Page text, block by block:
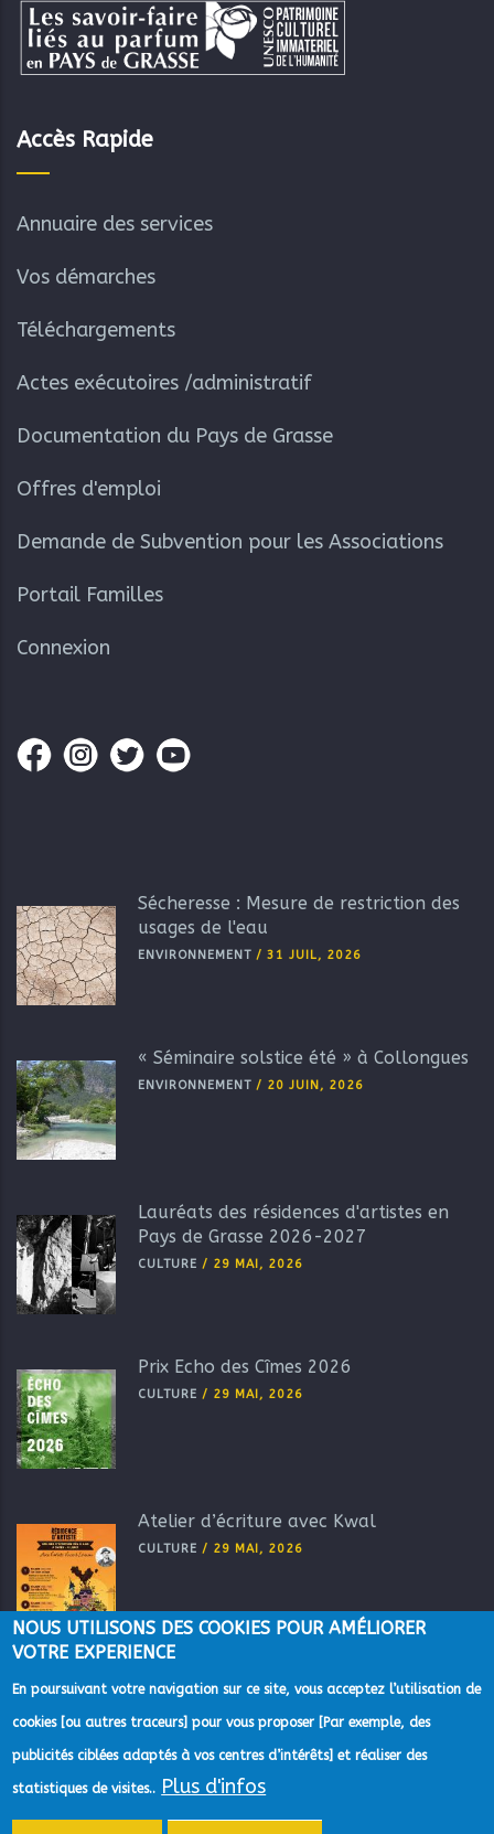
Accès Rapide
Annuaire des services
Vos démarches
Téléchargements
Actes exécutoires /administratif
Documentation du Pays de Grasse
Offres d'emploi
Demande de Subvention pour les Associations
Portail Familles
Connexion
Sécheresse : Mesure de restriction des
usages de l'eau
ENVIRONNEMENT / 31 JUIL, 2026
« Séminaire solstice été » à Collongues
ENVIRONNEMENT / 20 JUIN, 2026
Lauréats des résidences d'artistes en
Pays de Grasse 2026-2027
CULTURE / 29 MAI, 2026
Prix Echo des Cîmes 2026
CULTURE / 29 MAI, 2026
Atelier d’écriture avec Kwal
CULTURE / 29 MAI, 2026
©2022 Direction de la Communication de la Communauté
NOUS UTILISONS DES COOKIES POUR AMÉLIORER
VOTRE EXPERIENCE
En poursuivant votre navigation sur ce site, vous acceptez l’utilisation de
cookies [ou autres traceurs] pour vous proposer [Par exemple, des
publicités ciblées adaptés à vos centres d’intérêts] et réaliser des
statistiques de visites.. Plus d'infos